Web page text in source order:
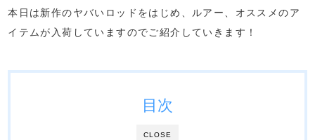
本日は新作のヤバいロッドをはじめ、ルアー、オススメのア
イテムが入荷していますのでご紹介していきます！
CLOSE
目次